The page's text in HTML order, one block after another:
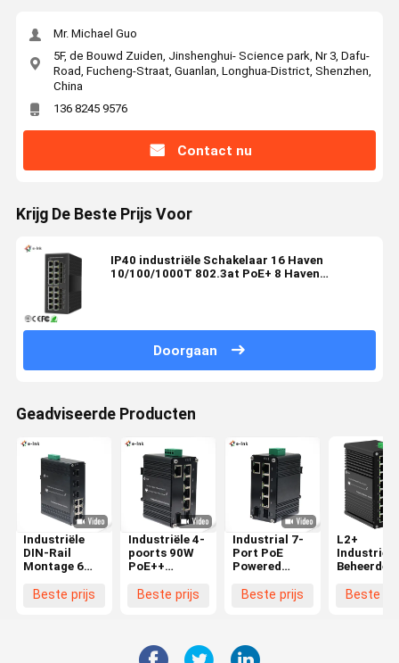
Mr. Michael Guo
5F, de Bouwd Zuiden, Jinshenghui- Science park, Nr 3, Dafu-
Road, Fucheng-Straat, Guanlan, Longhua-District, Shenzhen,
China
136 8245 9576
Contact nu
Krijg De Beste Prijs Voor
IP40 industriële Schakelaar 16 Haven
10/100/1000T 802.3at PoE+ 8 Haven
Doorgaan
Geadviseerde Producten
Industriële
DIN-Rail
Montage 6
10/100Base-
Beste prijs
Industriële 4-
poorts 90W
PoE++
Switch met 1
Beste prijs
Industrial 7-
Port PoE
Powered
Switch with
Beste prijs
L2+
Industriële
Beheerde
Switch 24-
Beste